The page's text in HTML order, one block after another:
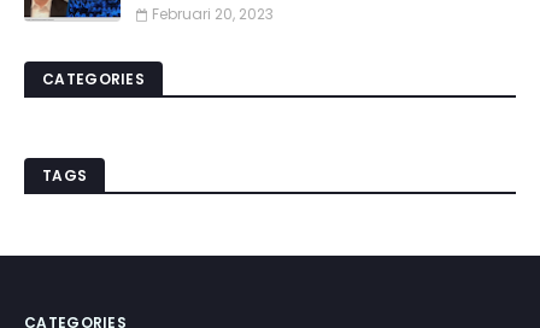
Februari 20, 2023
CATEGORIES
TAGS
CATEGORIES